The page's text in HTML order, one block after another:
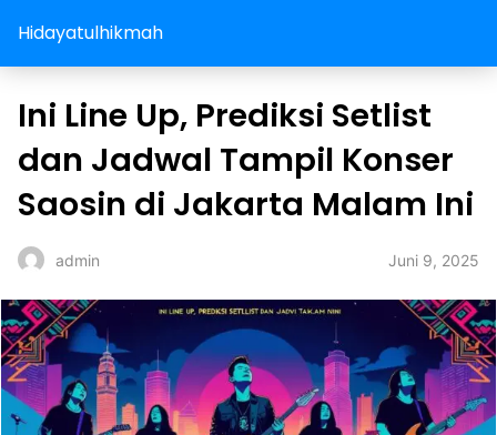
Hidayatulhikmah
Ini Line Up, Prediksi Setlist
dan Jadwal Tampil Konser
Saosin di Jakarta Malam Ini
admin Juni 9, 2025